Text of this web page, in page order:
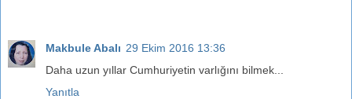
Makbule Abalı 29 Ekim 2016 13:36
Daha uzun yıllar Cumhuriyetin varlığını bilmek...
Yanıtla